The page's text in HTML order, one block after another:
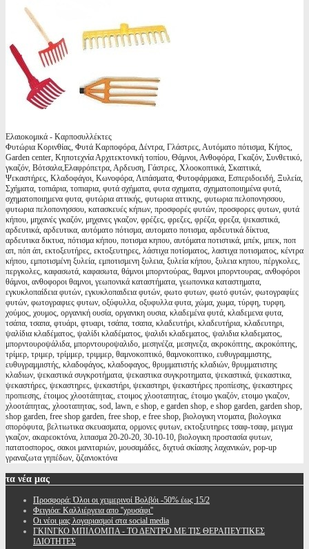
Ελαιοκομικά - Καρποσυλλέκτες
Φυτώρια Κορινθίας, Φυτά Καρποφόρα, Δέντρα, Γλάστρες, Αυτόματο πότισμα, Κήπος,
Garden center, Κηποτεχνία Αρχιτεκτονική τοπίου, Θάμνοι, Ανθοφόρα, Γκαζόν, Συνθετικό,
γκαζόν, Βότσαλα,Ελαφρόπετρα, Αρδευση, Γάστρες, Χλοοκοπτικά, Σκαπτικά,
Ψεκαστήρες, Κλαδοφάγοι, Κωνοφόρα, Λιπάσματα, Φυτοφάρμακα, Εσπεριδοειδή, Ξυλεία,
Σχήματα, τοπιάρια, τοπιαρια, φυτά σχήματα, φυτα σχηματα, σχηματοποιημένα φυτά,
σχηματοποιημενα φυτα, φυτώρια αττικής, φυτωρια αττικης, φυτωρια πελοπονησσου,
φυτωρια πελοπονησσου, κατασκευές κήπων, προσφορές φυτών, προσφορες φυτων, φυτά
κήπου, μηχανές γκαζόν, μηχανες γκαζον, φρέζες, φρεζες, φρέζα, φρεζα, ψεκαστικά,
αρδευτικά, αρδευτικα, αυτόματο πότισμα, αυτοματο ποτισμα, αρδευτικά δίκτυα,
αρδευτικα δικτυα, πότισμα κήπου, ποτισμα κηπου, αυτόματα ποτιστικά, μπέκ, μπεκ, ποπ
απ, πόπ άπ, εκτοξευτήρες, εκτοξευτηρες, λάστιχα ποτίσματος, λαστιχα ποτισματος, κέντρα
κήπου, εμποτισμένη ξυλεία, εμποτισμενη ξυλεια, ξυλεία κήπου, ξυλεια κηπου, πέργκολες,
περγκολες, καφασωτά, καφασωτα, θάμνοι μπορντούρας, θαμνοι μπορντουρας, ανθοφόροι
θάμνοι, ανθοφοροι θαμνοι, γεωπονικά καταστήματα, γεωπονικα καταστηματα,
εγκυκλοπαίδεια φυτών, εγκυκλοπαιδεια φυτών, φωτο φυτων, φωτό φυτών, φωτογραφίες
φυτών, φωτογραφιες φυτων, οξύφυλλα, οξυφυλλα φυτα, χώμα, χωμα, τύρφη, τυρφη,
χούμος, χουμος, οργανική ουσία, οργανικη ουσια, κλαδεμένα φυτά, κλαδεμενα φυτα,
τσάπα, τσαπα, φτυάρι, φτυαρι, τσάπα, τσαπα, κλαδευτήρι, κλαδευτήρια, κλαδευτηρι,
ψαλίδια κλαδέματος, ψαλίδι κλαδέματος, ψαλιδι κλαδεματος, ψαλιδια κλαδεματος,
μπορντουροψάλιδα, μπορντουροψαλιδο, μεσηνέζα, μεσηνεζα, ακροκόπτης, ακροκόπτης,
τρίμερ, τριμερ, τρίμμερ, τριμμερ, θαμνοκοπτικό, θαμνοκοπτικο, ευθυγραμμιστης,
ευθυγραμμιστής, κλαδοφάγος, κλαδοφαγος, θρυμματιστής κλαδιών, θρυμματιστης
κλαδιων, ψεκαστικά συγκροτήματα, ψεκαστικα συγκροτηματα, ψεκαστικά, ψεκαστικα,
ψεκαστήρες, ψεκαστηρες, ψεκαστήρι, ψεκαστηρι, ψεκαστήρες προπίεσης, ψεκαστηρες
προπιεσης, έτοιμος χλοοτάπητας, ετοιμος χλοοταπητας, έτοιμο γκαζόν, ετοιμο γκαζον,
χλοοτάπητας, χλοοταπητας, sod, lawn, e shop, e garden shop, e shop garden, garden shop,
shop garden, free shop garden, free shop, e free shop, βιολογικη ντοματα, βιολογικα
σπορόφυτα, βελτιωτικα σκευασματα, ορμονες φυτων, εκτοξευτηρες τσαφ-τσαφ, μειγμα
γκαζον, ακαρεοκτόνα, λιπασμα 20-20-20, 30-10-10, βιολογικη προστασία φυτων,
πατατοσπορος, σακοι μανιταριών, μουσαμάδες, διχτυά σκίασης λαχανικών, pop-up
γραναζωτα γηπέδων, ζιζανιοκτόνα
τα νέα μας
Προσφορά: Όλοι οι χειμερινοί Βολβόι -50% έως 15/2
Φειγιόα: Καλλιέργεια απο ''χρυσάφι''
Oι νέοι μας λογαριασμοί στα social media
ΓΚΙΝΓΚΟ ΜΠΙΛΟΜΠΑ - ΤΟ ΔΕΝΤΡΟ ΜΕ ΤΙΣ ΘΕΡΑΠΕΥΤΙΚΕΣ
ΙΔΙΟΤΗΤΕΣ